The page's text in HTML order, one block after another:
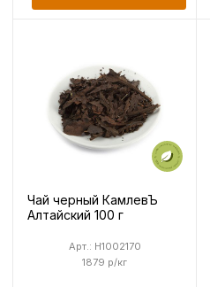
Чай черный КамлевЪ
Алтайский 100 г
1879 р/кг
Арт.: H1002170